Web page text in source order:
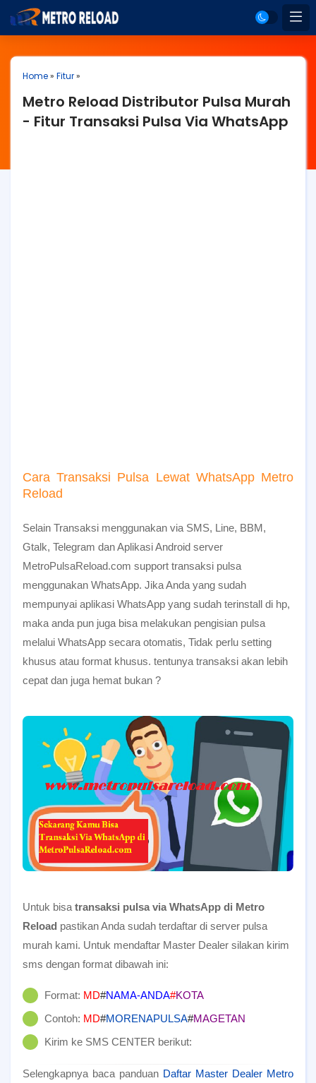
Home» Fitur»
Metro Reload Distributor Pulsa Murah
- Fitur Transaksi Pulsa Via WhatsApp
Cara Transaksi Pulsa Lewat WhatsApp Metro
Reload
Selain Transaksi menggunakan via SMS, Line, BBM,
Gtalk, Telegram dan Aplikasi Android server
MetroPulsaReload.com support transaksi pulsa
menggunakan WhatsApp. Jika Anda yang sudah
mempunyai aplikasi WhatsApp yang sudah terinstall di hp,
maka anda pun juga bisa melakukan pengisian pulsa
melalui WhatsApp secara otomatis, Tidak perlu setting
khusus atau format khusus. tentunya transaksi akan lebih
cepat dan juga hemat bukan ?
Untuk bisa transaksi pulsa via WhatsApp di Metro
Reload pastikan Anda sudah terdaftar di server pulsa
murah kami. Untuk mendaftar Master Dealer silakan kirim
sms dengan format dibawah ini:
Format: MD#NAMA-ANDA#KOTA
Contoh: MD#MORENAPULSA#MAGETAN
Kirim ke SMS CENTER berikut:
Selengkapnya baca panduan Daftar Master Dealer Metro